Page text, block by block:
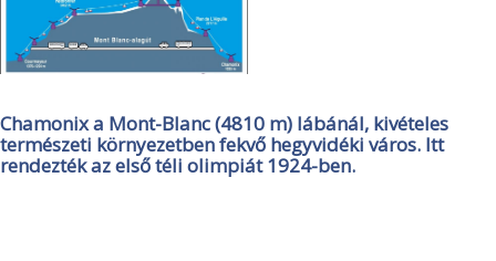
Chamonix a Mont-Blanc (4810 m) lábánál, kivételes
természeti környezetben fekvő hegyvidéki város. Itt
rendezték az első téli olimpiát 1924-ben.